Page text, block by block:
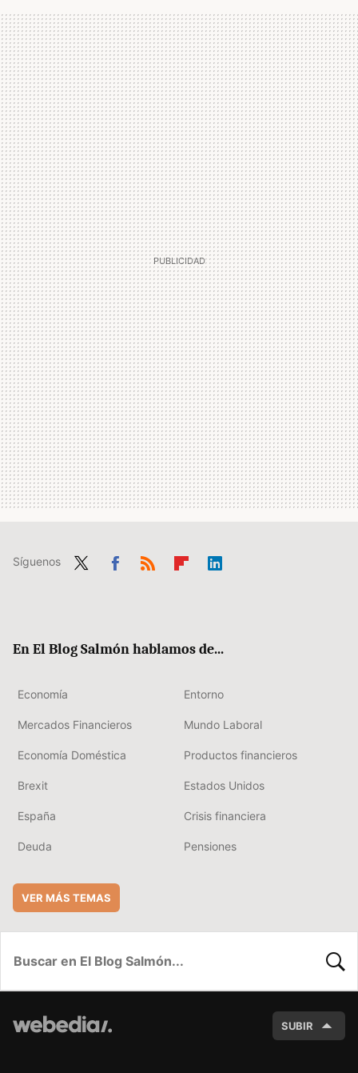
Síguenos
En El Blog Salmón hablamos de...
Economía Entorno
Mercados Financieros Mundo Laboral
Economía Doméstica Productos financieros
Brexit Estados Unidos
España Crisis financiera
Deuda Pensiones
VER MÁS TEMAS
SUBIR